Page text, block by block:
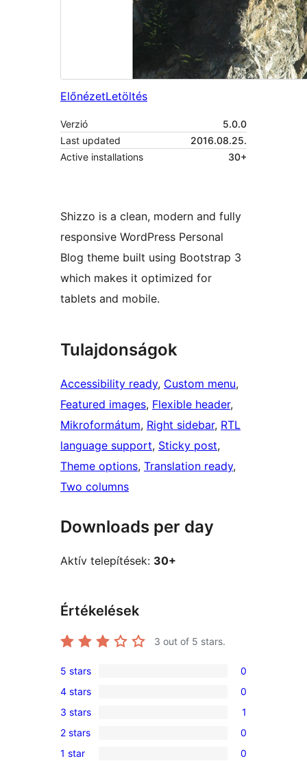
ElőnézetLetöltés
Verzió
5.0.0
Last updated
2016.08.25.
Active installations
30+
Shizzo is a clean, modern and fully
responsive WordPress Personal
Blog theme built using Bootstrap 3
which makes it optimized for
tablets and mobile.
Tulajdonságok
Accessibility ready, Custom menu
Featured images, Flexible header
Mikroformátum, Right sidebar, RTL
language support, Sticky post
Theme options, Translation ready
Two columns
Downloads per day
Aktív telepítések: 30+
Értékelések
3 out of 5 stars.
0
5-
star
reviews
5 stars 0
0
4-
star
reviews
4 stars 0
1
3-
star
3 stars 1
0
2-
2 stars 0
1 star 0